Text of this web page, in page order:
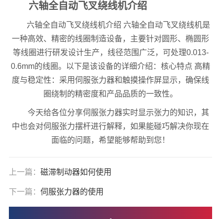
六轴全自动飞叉绕线机介绍
六轴全自动飞叉绕线机介绍 六轴全自动飞叉绕线机是
一种高效、精密的线圈制造设备，主要针对圆形、椭圆形
等线圈进行研发设计生产，线径范围广泛，可处理0.013-
0.6mm的线圈。以下是该设备的详细介绍：核心特点 高精
度与稳定性：采用伺服张力器和触摸操作屏显示，确保线
圈绕制的精密度和产品品质的一致性。
今天给各位分享伺服张力器实时显示张力的知识，其
中也会对伺服张力摆杆进行解释，如果能碰巧解决你现在
面临的问题，希望能够帮助到您！
上一篇： 磁滞制动器如何使用
下一篇： 伺服张力器的使用